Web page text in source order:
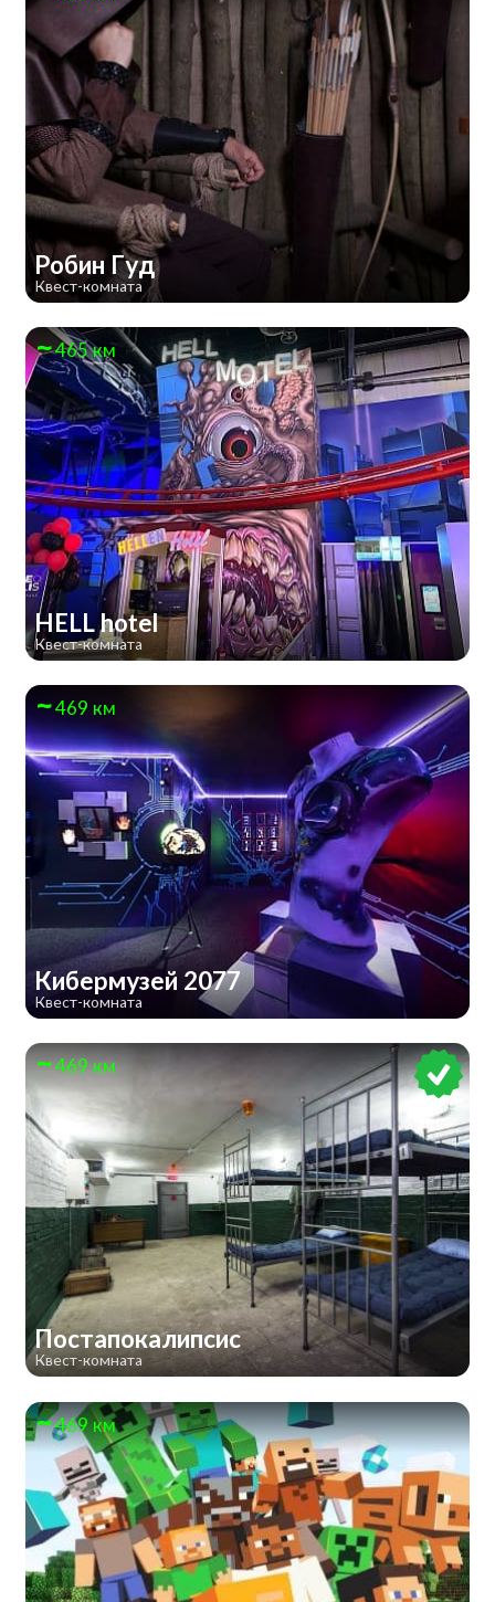
Робин Гуд
Квест-комната
465 км
HELL hotel
Квест-комната
469 км
Кибермузей 2077
Квест-комната
469 км
Постапокалипсис
Квест-комната
469 км